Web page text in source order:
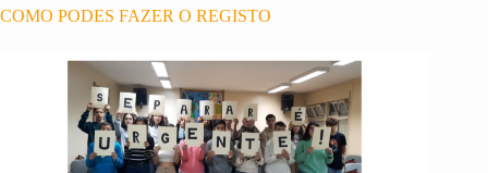
COMO PODES FAZER O REGISTO